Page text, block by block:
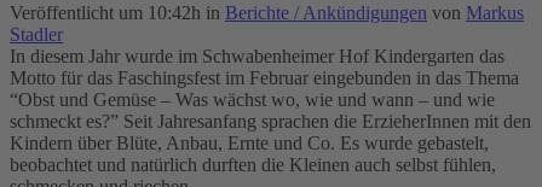
Veröffentlicht um 10:42h in Berichte / Ankündigungen von Markus
Stadler
In diesem Jahr wurde im Schwabenheimer Hof Kindergarten das
Motto für das Faschingsfest im Februar eingebunden in das Thema
“Obst und Gemüse – Was wächst wo, wie und wann – und wie
schmeckt es?” Seit Jahresanfang sprachen die ErzieherInnen mit den
Kindern über Blüte, Anbau, Ernte und Co. Es wurde gebastelt,
beobachtet und natürlich durften die Kleinen auch selbst fühlen,